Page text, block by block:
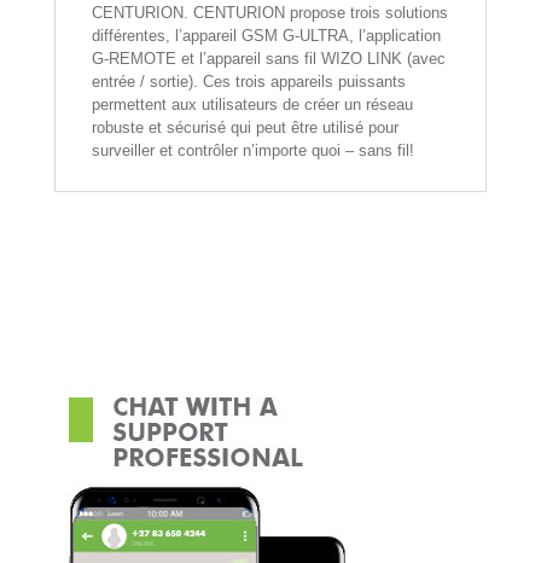
CENTURION. CENTURION propose trois solutions
différentes, l’appareil GSM G-ULTRA, l’application
G-REMOTE et l’appareil sans fil WIZO LINK (avec
entrée / sortie). Ces trois appareils puissants
permettent aux utilisateurs de créer un réseau
robuste et sécurisé qui peut être utilisé pour
surveiller et contrôler n’importe quoi – sans fil!